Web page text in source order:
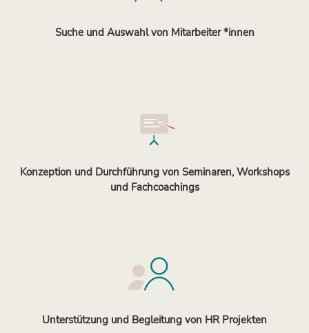
Suche und Auswahl von Mitarbeiter *innen
Konzeption und Durchführung von Seminaren, Workshops
und Fachcoachings
Unterstützung und Begleitung von HR Projekten